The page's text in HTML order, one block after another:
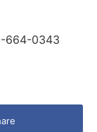
664-0343